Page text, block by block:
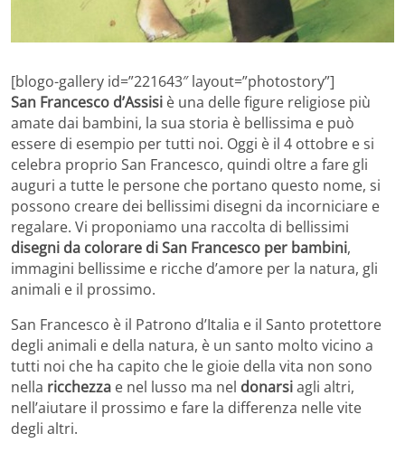
[blogo-gallery id=”221643″ layout=”photostory”]
San Francesco d’Assisi è una delle figure religiose più
amate dai bambini, la sua storia è bellissima e può
essere di esempio per tutti noi. Oggi è il 4 ottobre e si
celebra proprio San Francesco, quindi oltre a fare gli
auguri a tutte le persone che portano questo nome, si
possono creare dei bellissimi disegni da incorniciare e
regalare. Vi proponiamo una raccolta di bellissimi
disegni da colorare di San Francesco per bambini,
immagini bellissime e ricche d’amore per la natura, gli
animali e il prossimo.
San Francesco è il Patrono d’Italia e il Santo protettore
degli animali e della natura, è un santo molto vicino a
tutti noi che ha capito che le gioie della vita non sono
nella ricchezza e nel lusso ma nel donarsiagli altri,
nell’aiutare il prossimo e fare la differenza nelle vite
degli altri.